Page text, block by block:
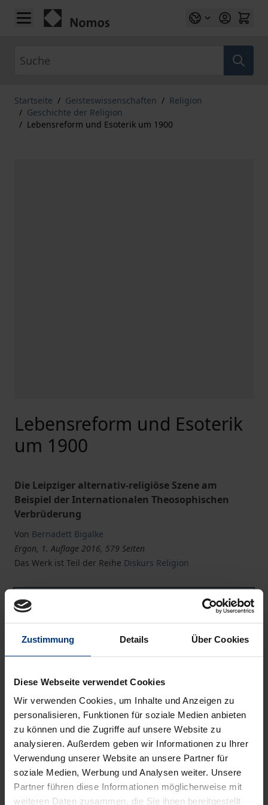
Zustimmung Details Über Cookies
Diese Webseite verwendet Cookies
Wir verwenden Cookies, um Inhalte und Anzeigen zu
personalisieren, Funktionen für soziale Medien anbieten
zu können und die Zugriffe auf unsere Website zu
analysieren. Außerdem geben wir Informationen zu Ihrer
Verwendung unserer Website an unsere Partner für
soziale Medien, Werbung und Analysen weiter. Unsere
Partner führen diese Informationen möglicherweise mit
weiteren Daten zusammen, die Sie ihnen bereitgestellt
Zum Inhalt springen
Startseite / Geisteswissenschaften / Religion
/ Geschichte der Religion
/ Lebensreform und Esoterik um 1900
Lebensreform und Esoterik
um 1900
Die Leipziger alternativ-religiöse Szene am
Beispiel der Internationalen Theosophischen
Verbrüderung
Von Bernadett Bigalke
Ergon, 1. Auflage 2016, 579 Seiten
Das Werk ist Teil der Reihe Diskurs Religion
Buch
75,00 €
ISBN 978-3-95650-143-2
Lieferbar in 3-5 Werktagen
Preisangaben inkl. MwSt. Abhängig von der Lieferadresse
kann die MwSt. an der Kasse variieren.
In den Warenkorb
Zur Wunschliste hinzufügen
Hinweise zu Versandkosten